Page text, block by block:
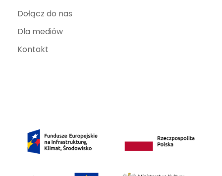
Dołącz do nas
Dla mediów
Kontakt